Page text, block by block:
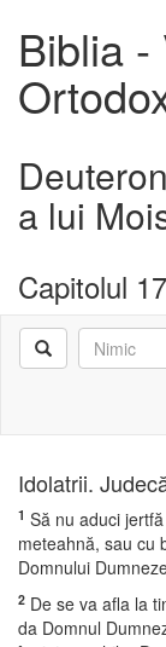
Biblia -
a lui
Capitolul 17
Nimic
Idolatrii.
1 Să nu aduci
meteahnă, sau cu
Domnului
2 De se va afla la
da Domnul